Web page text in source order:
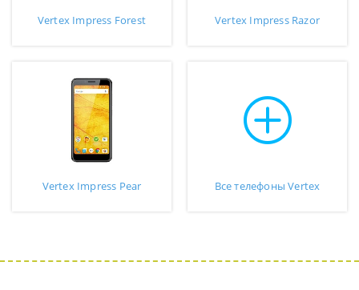
Vertex Impress Forest Vertex Impress Razor
Vertex Impress Pear Все телефоны Vertex